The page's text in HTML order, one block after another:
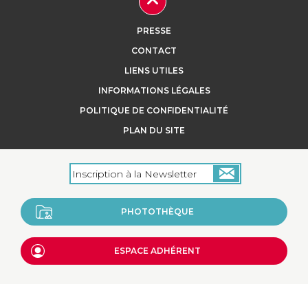
PRESSE
CONTACT
LIENS UTILES
INFORMATIONS LÉGALES
POLITIQUE DE CONFIDENTIALITÉ
PLAN DU SITE
PHOTOTHÈQUE
ESPACE ADHÉRENT